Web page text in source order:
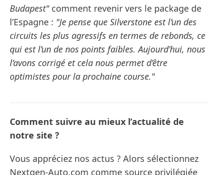
Budapest" comment revenir vers le package de
l’Espagne : "Je pense que Silverstone est l’un des
circuits les plus agressifs en termes de rebonds, ce
qui est l’un de nos points faibles. Aujourd’hui, nous
l’avons corrigé et cela nous permet d’être
optimistes pour la prochaine course."
Comment suivre au mieux l’actualité de
notre site ?
Vous appréciez nos actus ? Alors sélectionnez
Nextgen-Auto.com comme source privilégiée